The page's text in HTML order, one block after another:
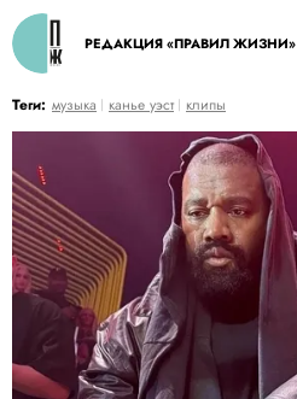
РЕДАКЦИЯ «ПРАВИЛ ЖИЗНИ»
Теги: музыка канье уэст клипы